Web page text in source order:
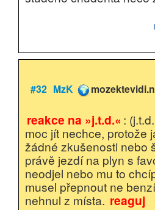
#32 MzK
reakce na »j.t.d.« :
moc jít nechce, protože
žádné zkušenosti nebo
právě jezdí na plyn s
neodjel nebo mu to
musel přepnout ne
nehnul z místa. reaguj